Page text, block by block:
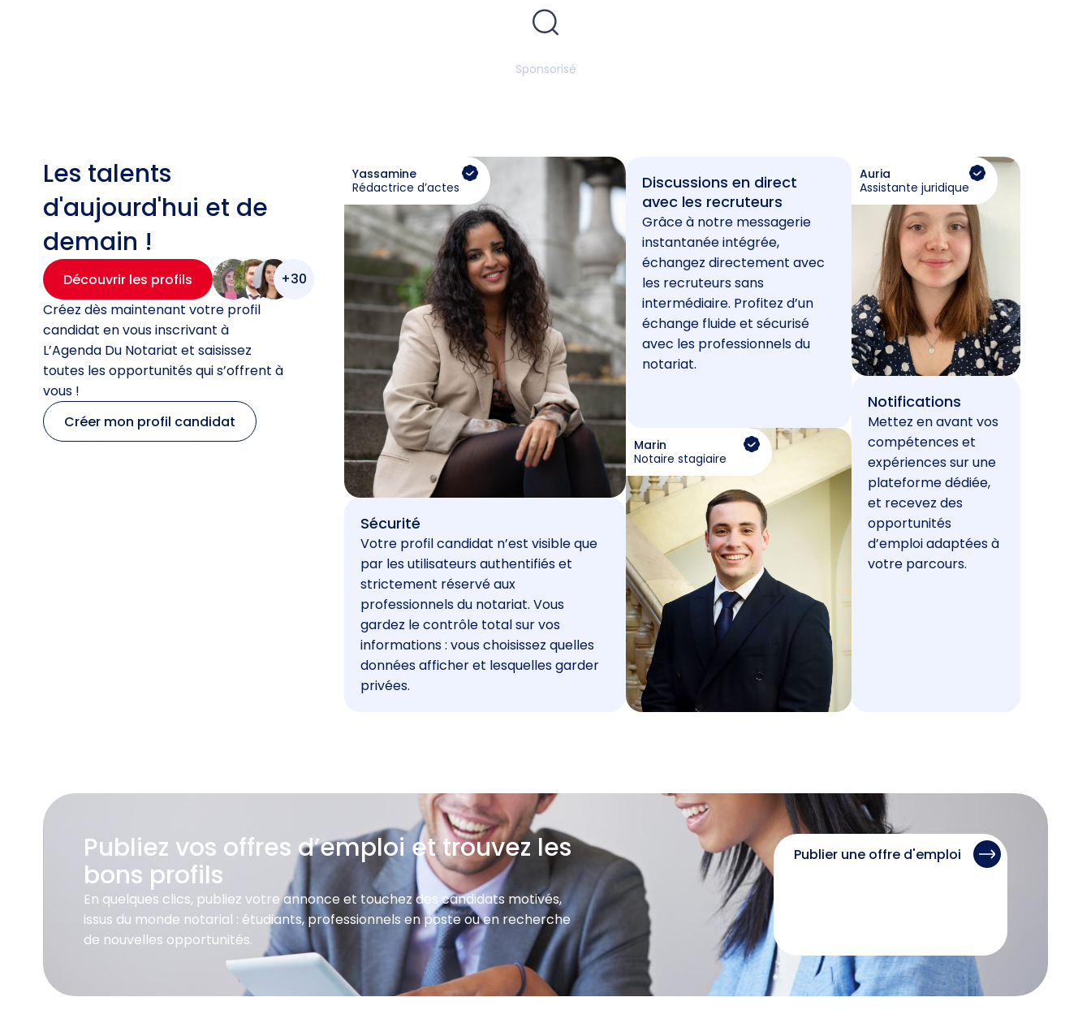
Sponsorisé
Les talents
d'aujourd'hui et de
demain !
Découvrir les profils
+30
Créez dès maintenant votre profil
candidat en vous inscrivant à
L’Agenda Du Notariat et saisissez
toutes les opportunités qui s’offrent à
vous !
Créer mon profil candidat
Yassamine
Rédactrice d’actes
Sécurité
Votre profil candidat n’est visible que
par les utilisateurs authentifiés et
strictement réservé aux
professionnels du notariat. Vous
gardez le contrôle total sur vos
informations : vous choisissez quelles
données afficher et lesquelles garder
privées.
Discussions en direct
avec les recruteurs
Grâce à notre messagerie
instantanée intégrée,
échangez directement avec
les recruteurs sans
intermédiaire. Profitez d’un
échange fluide et sécurisé
avec les professionnels du
notariat.
Marin
Notaire stagiaire
Auria
Assistante juridique
Notifications
Mettez en avant vos
compétences et
expériences sur une
plateforme dédiée,
et recevez des
opportunités
d’emploi adaptées à
votre parcours.
Publiez vos offres d’emploi et trouvez les
bons profils
En quelques clics, publiez votre annonce et touchez des candidats motivés,
issus du monde notarial : étudiants, professionnels en poste ou en recherche
de nouvelles opportunités.
Publier une offre d'emploi